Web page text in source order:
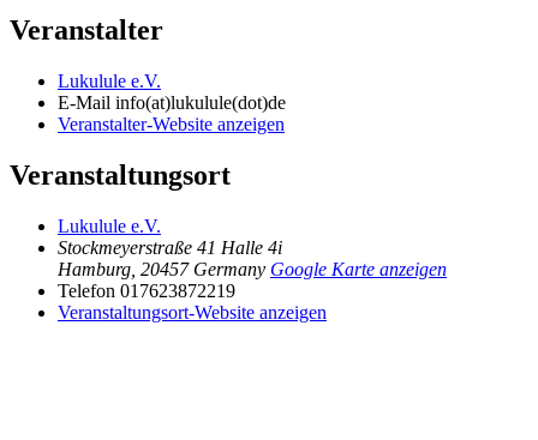
Veranstalter
Lukulule e.V.
E-Mail info(at)lukulule(dot)de
Veranstalter-Website anzeigen
Veranstaltungsort
Lukulule e.V.
Stockmeyerstraße 41 Halle 4i
Hamburg 20457 Germany Google Karte anzeigen
Telefon 017623872219
Veranstaltungsort-Website anzeigen